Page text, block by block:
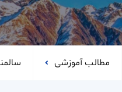
مطالب آموزشی